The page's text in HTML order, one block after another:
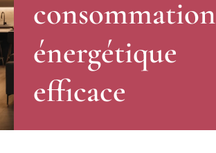
consommation
énergétique
efficace